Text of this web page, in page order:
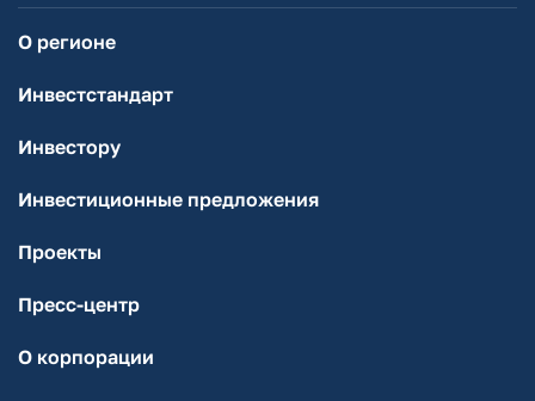
О регионе
Инвестстандарт
Инвестору
Инвестиционные предложения
Проекты
Пресс-центр
О корпорации